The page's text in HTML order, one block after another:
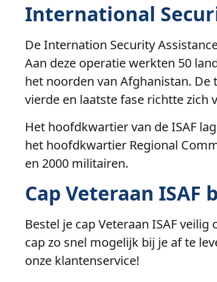
International
De Internation Security
Aan deze operatie werkten 50
het noorden van Afghanistan. De
vierde en laatste fase richtte zich
Het hoofdkwartier van de ISAF
het hoofdkwartier Regional
en 2000 militairen.
Cap Veteraan ISAF
Bestel je cap Veteraan ISAF
cap zo snel mogelijk bij je af te
onze klantenservice!